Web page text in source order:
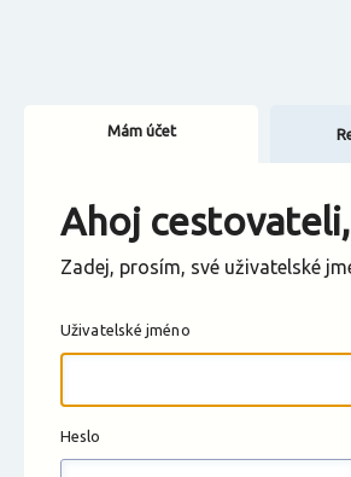
Změnit měnu
Mám účet
Ahoj cestovateli,
Zadej, prosím, své uživatelské
Uživatelské jméno
Heslo